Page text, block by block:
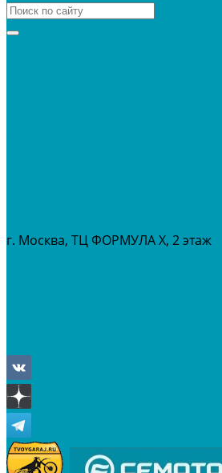
г. Москва, ТЦ ФОРМУЛА Х, 2 этаж